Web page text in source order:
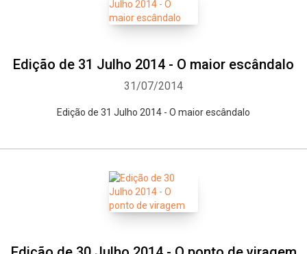
Edição de 31 Julho 2014 - O maior escândalo
31/07/2014
Edição de 31 Julho 2014 - O maior escândalo